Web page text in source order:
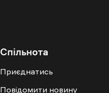
Спільнота
Приєднатись
Повідомити новину